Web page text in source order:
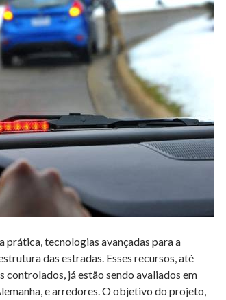
prática, tecnologias avançadas para a
das estradas. Esses recursos, até
controlados, já estão sendo avaliados em
e arredores. O objetivo do projeto,